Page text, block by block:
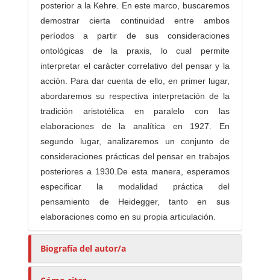
posterior a la Kehre. En este marco, buscaremos
demostrar cierta continuidad entre ambos
períodos a partir de sus consideraciones
ontológicas de la praxis, lo cual permite
interpretar el carácter correlativo del pensar y la
acción. Para dar cuenta de ello, en primer lugar,
abordaremos su respectiva interpretación de la
tradición aristotélica en paralelo con las
elaboraciones de la analítica en 1927. En
segundo lugar, analizaremos un conjunto de
consideraciones prácticas del pensar en trabajos
posteriores a 1930.De esta manera, esperamos
especificar la modalidad práctica del
pensamiento de Heidegger, tanto en sus
elaboraciones como en su propia articulación.
Biografía del autor/a